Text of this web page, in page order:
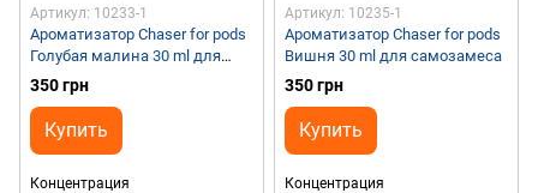
Артикул: 10233-1
Ароматизатор Chaser for pods
Голубая малина 30 ml для
самозамеса
350 грн
Купить
Концентрация
Артикул: 10235-1
Ароматизатор Chaser for pods
Вишня 30 ml для самозамеса
350 грн
Купить
Концентрация